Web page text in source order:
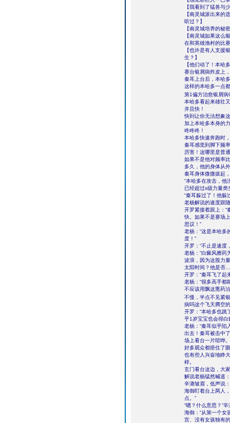
【我看到了猛兽与
【南灵城派出来的
听过？】
【南灵城培养的秘
【南灵城如果这么
在和英雄渔村的比
【也许是有人支援
生？】
【他们动了！本哈
赛台银屑病炸皮上
秦耳上台后，本哈
这样的本哈多一点
第1偏方治愈银屑病
本哈多看起来雄壮
并且快！
快到让你无法想象
加上本哈多本身的
咚咚咚！
本哈多快速奔跑时
秦耳感觉到脚下频
厉害！这哪里是普
如果不是他对频率
多久，他的身体从
秦耳身体微微拔起
“本哈多在攻击，他
已经超过s级力量类
“秦耳躲过了！他躲
老杨解说的速度跟
开罗紧接着跟上：“
快。如果不是赛场
思议！”
老杨：“这是本哈多
度！”
开罗：“不止是速度
老杨：“白癜风擦药
波浪，因为这股力
太阳时间？他是否
开罗：“秦耳飞了起
老杨：“很多高手都
不应该用飘这熏药
不慢，半点不见紧
病吗这个飞天腾空
开罗：“本哈多也跳
乎1岁宝宝也会得白
老杨：“秦耳似乎陷
出去！秦耳被击中
场上看台一片喧哗。
好多观众都捂住了
也有些人兴奋地睁
样。
玄门看台这边，大
解说老杨猛然喊道
辛潞皱眉，低声说
海御盯着台上两人
点。”
“嗯？什么意思？”
海御：“从第一个女
宫、没有女孩独有